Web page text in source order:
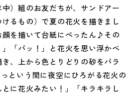
）組のお友だちが、 サンドアー
るもの）で夏の花火を描きまし
顔を描いて台紙にぺったん♪その
「パッ！」
と花火を思い浮かべ
、上から色とりどりの砂をパラ
という間に夜空にひろがる花火の
に花火みたい！」「キラキラし